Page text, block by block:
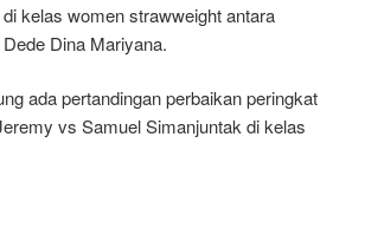
kelas women strawweight antara
Dina Mariyana.
ada pertandingan perbaikan peringkat
vs Samuel Simanjuntak di kelas